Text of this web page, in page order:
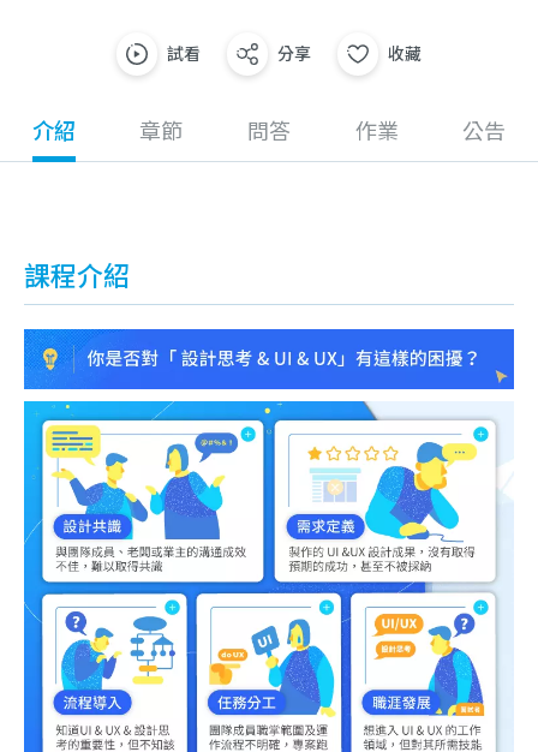
試看 分享 收藏
介紹 章節 問答 作業 公告
課程介紹